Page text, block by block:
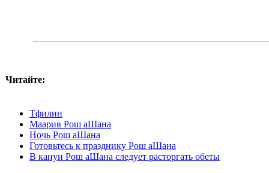
Читайте:
Тфилин
Маарив Рош аШана
Ночь Рош аШана
Готовьтесь к празднику Рош аШана
В канун Рош аШана следует расторгать обеты